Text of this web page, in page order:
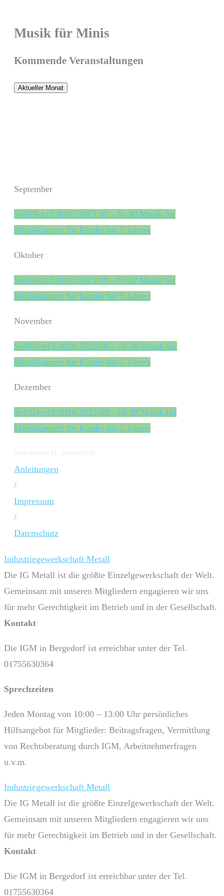
Musik für Minis
Kommende Veranstaltungen
Aktueller Monat
September
So06Sep15:0016:3015:00 - 16:30 Musik für
MinisKonzert für Kinder bis 5 Jahren
Oktober
So18Okt15:0016:3015:00 - 16:30 Musik für
MinisKonzert für Kinder bis 5 Jahren
November
So08Nov15:0016:3015:00 - 16:30 Musik für
MinisKonzert für Kinder bis 5 Jahren
Dezember
So13Dez15:0016:3015:00 - 16:30 Musik für
MinisKonzert für Kinder bis 5 Jahren
Anleitungen
/
Impressum
/
Datenschutz
Industriegewerkschaft Metall
Die IG Metall ist die größte Einzelgewerkschaft der Welt.
Gemeinsam mit unseren Mitgliedern engagieren wir uns
für mehr Gerechtigkeit im Betrieb und in der Gesellschaft.
Kontakt
Die IGM in Bergedorf ist erreichbar unter der Tel.
01755630364
Sprech­zeiten
Jeden Montag von 10:00 – 13:00 Uhr persönliches
Hilfsangebot für Mitglieder: Beitragsfragen, Vermittlung
von Rechtsberatung durch IGM, Arbeitnehmerfragen
u.v.m.
Industriegewerkschaft Metall
Die IG Metall ist die größte Einzelgewerkschaft der Welt.
Gemeinsam mit unseren Mitgliedern engagieren wir uns
für mehr Gerechtigkeit im Betrieb und in der Gesellschaft.
Kontakt
Die IGM in Bergedorf ist erreichbar unter der Tel.
01755630364